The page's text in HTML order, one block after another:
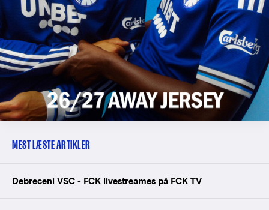
MEST LÆSTE ARTIKLER
Debreceni VSC - FCK livestreames på FCK TV